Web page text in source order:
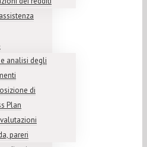
analisi degli
di
Plan
pareri